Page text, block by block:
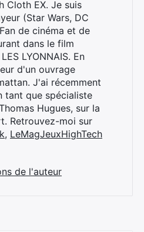
Cloth EX. Je suis
(Star Wars, DC
de cinéma et de
dans le film
LYONNAIS. En
d'un ouvrage
J'ai récemment
tant que spécialiste
Hugues, sur la
Retrouvez-moi sur
, LeMagJeuxHighTech
de l'auteur